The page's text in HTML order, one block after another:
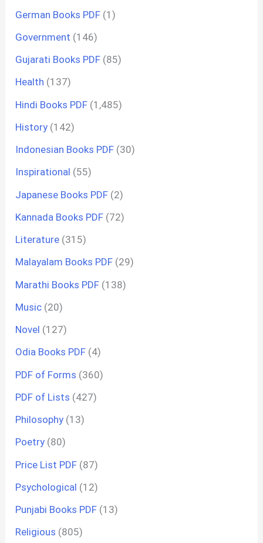
German Books PDF (1)
Government (146)
Gujarati Books PDF (85)
Health (137)
Hindi Books PDF (1,485)
History (142)
Indonesian Books PDF (30)
Inspirational (55)
Japanese Books PDF (2)
Kannada Books PDF (72)
Literature (315)
Malayalam Books PDF (29)
Marathi Books PDF (138)
Music (20)
Novel (127)
Odia Books PDF (4)
PDF of Forms (360)
PDF of Lists (427)
Philosophy (13)
Poetry (80)
Price List PDF (87)
Psychological (12)
Punjabi Books PDF (13)
Religious (805)